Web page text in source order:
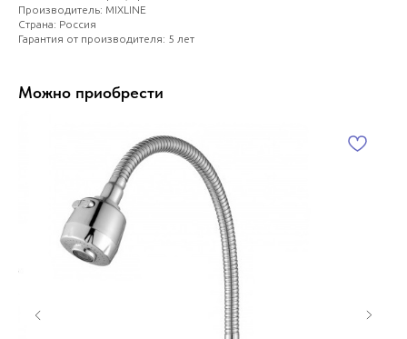
Производитель: MIXLINE
Страна: Россия
Гарантия от производителя: 5 лет
Можно приобрести